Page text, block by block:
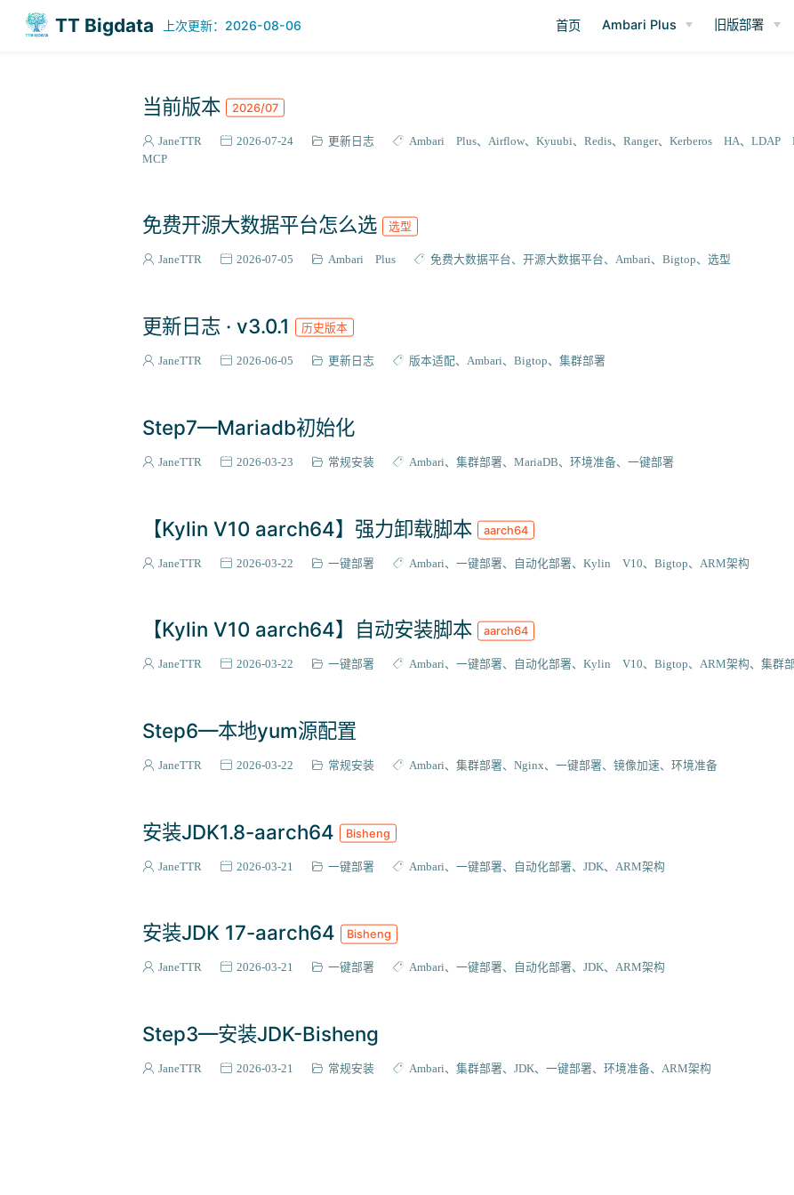
TT Bigdata 上次更新：2026-08-06 首页 Ambari Plus 旧版部署
当前版本 2026/07
JaneTTR 2026-07-24 更新日志 Ambari Plus Airflow Kyuubi Redis Ranger Kerberos HA
LDAP
MCP
免费开源大数据平台怎么选 选型
JaneTTR 2026-07-05 Ambari Plus 免费大数据平台 开源大数据平台 Ambari Bigtop 选型
更新日志 · v3.0.1 历史版本
JaneTTR 2026-06-05 更新日志 版本适配 Ambari Bigtop 集群部署
Step7—Mariadb初始化
JaneTTR 2026-03-23 常规安装 Ambari 集群部署 MariaDB 环境准备 一键部署
【Kylin V10 aarch64】强力卸载脚本 aarch64
JaneTTR 2026-03-22 一键部署 Ambari 一键部署 自动化部署 Kylin V10 Bigtop ARM架构
【Kylin V10 aarch64】自动安装脚本 aarch64
JaneTTR 2026-03-22 一键部署 Ambari 一键部署 自动化部署 Kylin V10 Bigtop ARM架构 集群
Step6—本地yum源配置
JaneTTR 2026-03-22 常规安装 Ambari 集群部署 Nginx 一键部署 镜像加速 环境准备
安装JDK1.8-aarch64 Bisheng
JaneTTR 2026-03-21 一键部署 Ambari 一键部署 自动化部署 JDK ARM架构
安装JDK 17-aarch64 Bisheng
JaneTTR 2026-03-21 一键部署 Ambari 一键部署 自动化部署 JDK ARM架构
Step3—安装JDK-Bisheng
JaneTTR 2026-03-21 常规安装 Ambari 集群部署 JDK 一键部署 环境准备 ARM架构